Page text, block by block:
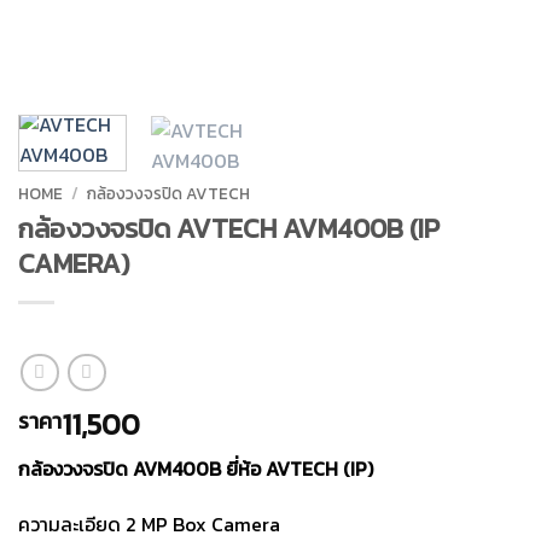
HOME / กล้องวงจรปิด AVTECH
กล้องวงจรปิด AVTECH AVM400B (IP
CAMERA)
ราคา11,500
กล้องวงจรปิด AVM400B ยี่ห้อ AVTECH (IP)
ความละเอียด 2 MP Box Camera